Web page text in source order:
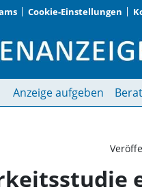
Cookie-Einstellungen
·
Anzeige aufgeben